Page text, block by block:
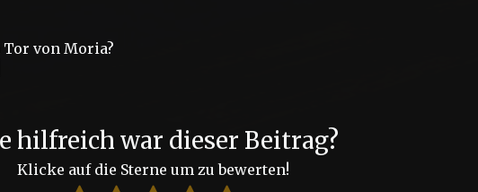
von Moria?
hilfreich war dieser Beitrag?
Klicke auf die Sterne um zu bewerten!